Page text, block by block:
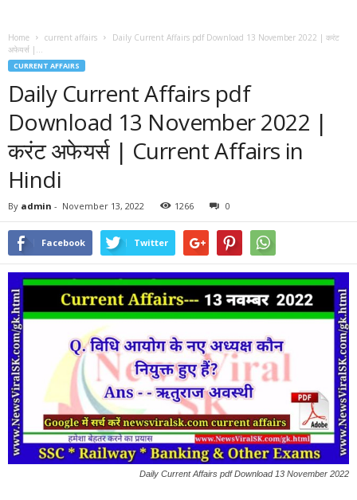
Home current affairs
Daily Current Affairs pdf Download 13 November 2022 | करंट
अफेयर्स |...
CURRENT AFFAIRS
Daily Current Affairs pdf
Download 13 November 2022 |
करंट अफेयर्स | Current Affairs in
Hindi
By admin - November 13, 2022 1266 0
Facebook Twitter
Daily Current Affairs pdf Download 13 November 2022